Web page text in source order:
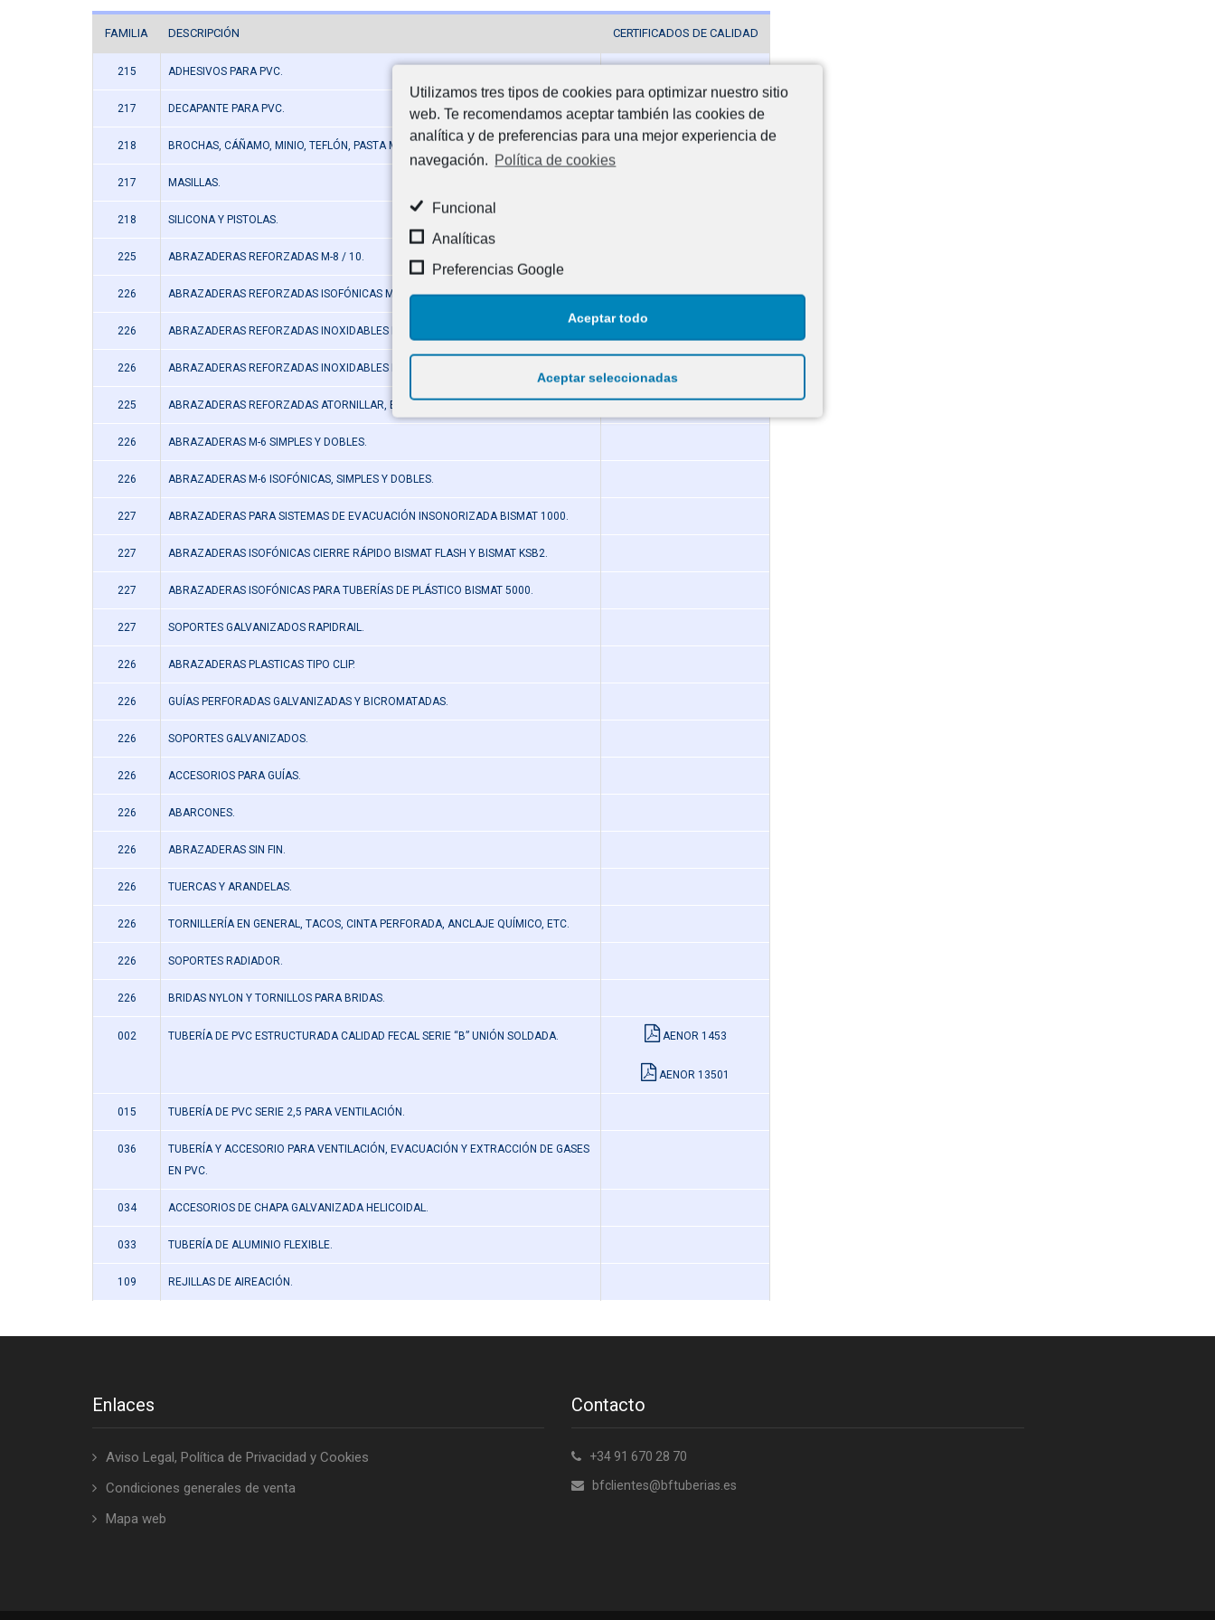
Utilizamos tres tipos de cookies para optimizar nuestro sitio
web. Te recomendamos aceptar también las cookies de
analítica y de preferencias para una mejor experiencia de
navegación.
Política de cookies
Funcional
Analíticas
Preferencias Google
Aceptar todo
Aceptar seleccionadas
FAMILIA DESCRIPCIÓN CERTIFICADOS DE CALIDAD
215 ADHESIVOS PARA PVC.
217 DECAPANTE PARA PVC.
218 BROCHAS, CÁÑAMO, MINIO, TEFLÓN, PASTA MINERAL.
217 MASILLAS.
218 SILICONA Y PISTOLAS.
225 ABRAZADERAS REFORZADAS M-8 / 10.
226 ABRAZADERAS REFORZADAS ISOFÓNICAS M-8 / 10.
226 ABRAZADERAS REFORZADAS INOXIDABLES M-8 / 10.
226 ABRAZADERAS REFORZADAS INOXIDABLES ISOFÓNICAS M-8 / 10.
225 ABRAZADERAS REFORZADAS ATORNILLAR, EMPOTRAR Y M-8+10.
226 ABRAZADERAS M-6 SIMPLES Y DOBLES.
226 ABRAZADERAS M-6 ISOFÓNICAS, SIMPLES Y DOBLES.
227 ABRAZADERAS PARA SISTEMAS DE EVACUACIÓN INSONORIZADA BISMAT 1000.
227 ABRAZADERAS ISOFÓNICAS CIERRE RÁPIDO BISMAT FLASH Y BISMAT KSB2.
227 ABRAZADERAS ISOFÓNICAS PARA TUBERÍAS DE PLÁSTICO BISMAT 5000.
227 SOPORTES GALVANIZADOS RAPIDRAIL.
226 ABRAZADERAS PLASTICAS TIPO CLIP.
226 GUÍAS PERFORADAS GALVANIZADAS Y BICROMATADAS.
226 SOPORTES GALVANIZADOS.
226 ACCESORIOS PARA GUÍAS.
226 ABARCONES.
226 ABRAZADERAS SIN FIN.
226 TUERCAS Y ARANDELAS.
226 TORNILLERÍA EN GENERAL, TACOS, CINTA PERFORADA, ANCLAJE QUÍMICO, ETC.
226 SOPORTES RADIADOR.
226 BRIDAS NYLON Y TORNILLOS PARA BRIDAS.
002 TUBERÍA DE PVC ESTRUCTURADA CALIDAD FECAL SERIE “B” UNIÓN SOLDADA. AENOR 1453
AENOR 13501
015 TUBERÍA DE PVC SERIE 2,5 PARA VENTILACIÓN.
036
TUBERÍA Y ACCESORIO PARA VENTILACIÓN, EVACUACIÓN Y EXTRACCIÓN DE GASES
EN PVC.
034 ACCESORIOS DE CHAPA GALVANIZADA HELICOIDAL.
033 TUBERÍA DE ALUMINIO FLEXIBLE.
109 REJILLAS DE AIREACIÓN.
Enlaces
Aviso Legal, Política de Privacidad y Cookies
Condiciones generales de venta
Mapa web
Contacto
+34 91 670 28 70
bfclientes@bftuberias.es